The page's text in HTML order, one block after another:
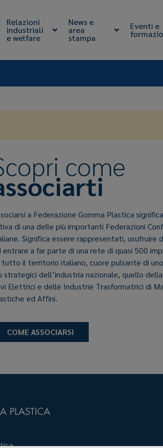
Relazioni
industriali
e welfare
News e
area
stampa
Eventi e
come
a Federazione Gomma Plastica
di una delle più importanti Federazioni
Significa essere rappresentati, usufruire
entrare a far parte di una rete di quasi 500
tutto il territorio italiano, cuore pulsante di
strategici dell’industria nazionale, quello
Elettrici e delle Industrie Trasformatrici di
ed Affini.
COME ASSOCIARSI